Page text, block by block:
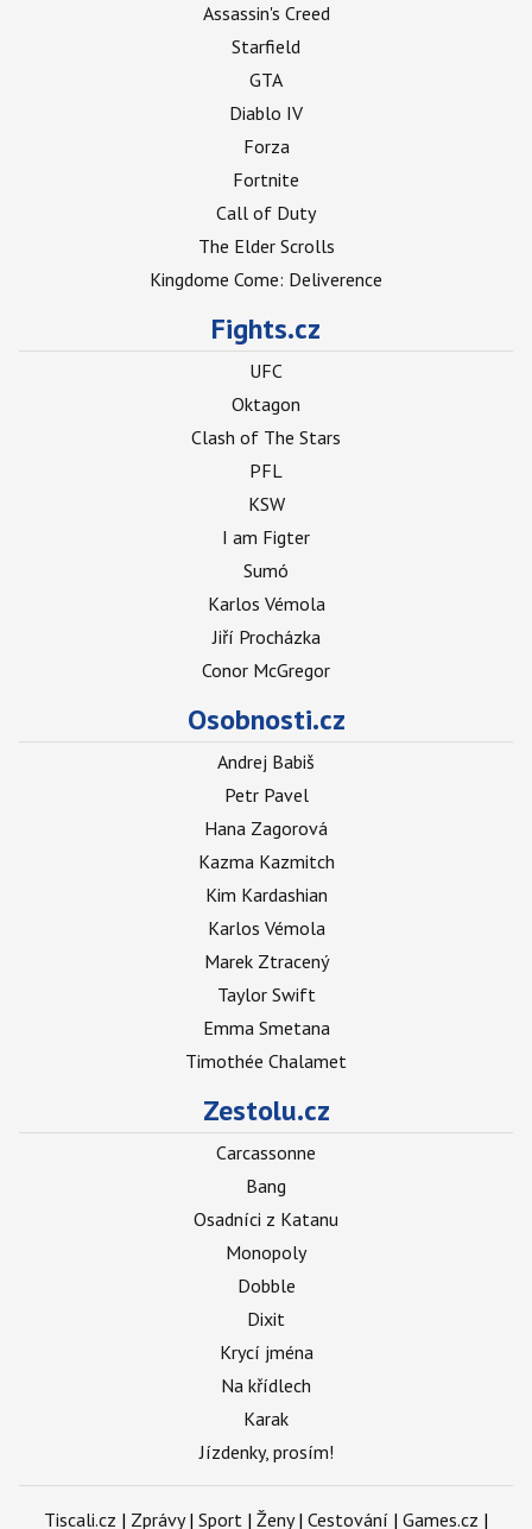
Assassin's Creed
Starfield
GTA
Diablo IV
Forza
Fortnite
Call of Duty
The Elder Scrolls
Kingdome Come: Deliverence
Fights.cz
UFC
Oktagon
Clash of The Stars
PFL
KSW
I am Figter
Sumó
Karlos Vémola
Jiří Procházka
Conor McGregor
Osobnosti.cz
Andrej Babiš
Petr Pavel
Hana Zagorová
Kazma Kazmitch
Kim Kardashian
Karlos Vémola
Marek Ztracený
Taylor Swift
Emma Smetana
Timothée Chalamet
Zestolu.cz
Carcassonne
Bang
Osadníci z Katanu
Monopoly
Dobble
Dixit
Krycí jména
Na křídlech
Karak
Jízdenky, prosím!
Tiscali.cz | Zprávy| Sport | Ženy| Cestování | Games.cz |